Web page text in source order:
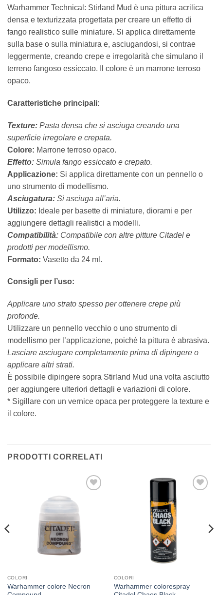
Warhammer Technical: Stirland Mud è una pittura acrilica
densa e texturizzata progettata per creare un effetto di
fango realistico sulle miniature. Si applica direttamente
sulla base o sulla miniatura e, asciugandosi, si contrae
leggermente, creando crepe e irregolarità che simulano il
terreno fangoso essiccato. Il colore è un marrone terroso
opaco.
Caratteristiche principali:
Texture: Pasta densa che si asciuga creando una
superficie irregolare e crepata.
Colore: Marrone terroso opaco.
Effetto: Simula fango essiccato e crepato.
Applicazione: Si applica direttamente con un pennello o
uno strumento di modellismo.
Asciugatura: Si asciuga all’aria.
Utilizzo: Ideale per basette di miniature, diorami e per
aggiungere dettagli realistici a modelli.
Compatibilità: Compatibile con altre pitture Citadel e
prodotti per modellismo.
Formato: Vasetto da 24 ml.
Consigli per l’uso:
Applicare uno strato spesso per ottenere crepe più
profonde.
Utilizzare un pennello vecchio o uno strumento di
modellismo per l’applicazione, poiché la pittura è abrasiva.
Lasciare asciugare completamente prima di dipingere o
applicare altri strati.
È possibile dipingere sopra Stirland Mud una volta asciutto
per aggiungere ulteriori dettagli e variazioni di colore.
* Sigillare con un vernice opaca per proteggere la texture e
il colore.
PRODOTTI CORRELATI
alla lista
COLORI
Warhammer colore Necron
COLORI
Warhammer colorespray